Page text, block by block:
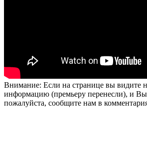
Внимание: Если на странице вы видите
информацию (премьеру перенесли), и Вы
пожалуйста, сообщите нам в